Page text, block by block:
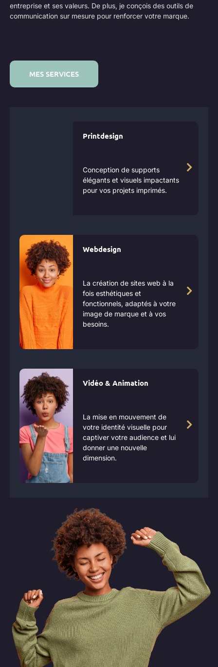
Printdesign
Conception de supports
élégants et visuels impactants
pour vos projets imprimés.
Webdesign
La création de sites web à la
fois esthétiques et
fonctionnels, adaptés à votre
image de marque et à vos
besoins.
Vidéo & Animation
La mise en mouvement de
votre identité visuelle pour
captiver votre audience et lui
donner une nouvelle
dimension.
entreprise et ses valeurs. De plus, je conçois des outils de
communication sur mesure pour renforcer votre marque.
MES SERVICES